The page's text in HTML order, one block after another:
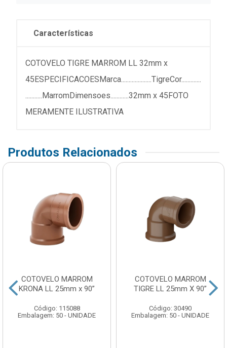
Características
COTOVELO TIGRE MARROM LL 32mm x
45ESPECIFICACOESMarca....................TigreCor.............
...........MarromDimensoes............32mm x 45FOTO
MERAMENTE ILUSTRATIVA
Produtos Relacionados
COTOVELO MARROM
KRONA LL 25mm x 90”
Código: 115088
Embalagem: 50 - UNIDADE
COTOVELO MARROM
TIGRE LL 25mm X 90”
Código: 30490
Embalagem: 50 - UNIDADE